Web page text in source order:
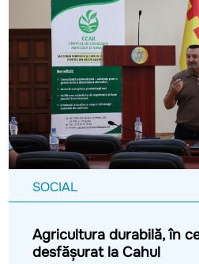
SOCIAL
Agricultura durabilă, în
desfășurat la Cahul